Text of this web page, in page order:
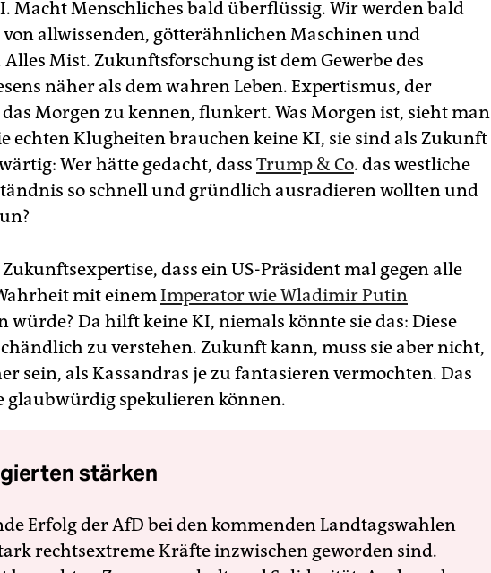
Macht Menschliches bald überflüssig. Wir werden bald
allwissenden, götterähnlichen Maschinen und
Mist. Zukunftsforschung ist dem Gewerbe des
näher als dem wahren Leben. Expertismus, der
Morgen zu kennen, flunkert. Was Morgen ist, sieht man
echten Klugheiten brauchen keine KI, sie sind als Zukunft
Wer hätte gedacht, dass Trump & Co. das westliche
so schnell und gründlich ausradieren wollten und
dass ein US-Präsident mal gegen alle
mit einemImperator wie Wladimir Putin
würde? Da hilft keine KI, niemals könnte sie das: Diese
zu verstehen. Zukunft kann, muss sie aber nicht,
sein, als Kassandras je zu fantasieren vermochten. Das
glaubwürdig spekulieren können.
stärken
Erfolg der AfD bei den kommenden Landtagswahlen
rechtsextreme Kräfte inzwischen geworden sind.